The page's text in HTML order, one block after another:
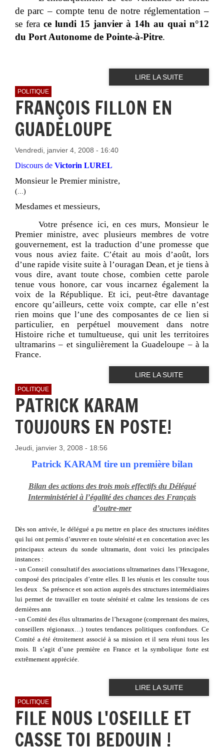
de parc – compte tenu de notre réglementation –
se fera ce lundi 15 janvier à 14h au quai n°12
du Port Autonome de Pointe-à-Pitre.
LIRE LA SUITE
POLITIQUE
FRANÇOIS FILLON EN
GUADELOUPE
Vendredi, janvier 4, 2008 - 16:40
Discours de Victorin LUREL
Monsieur le Premier ministre,
(...)
Mesdames et messieurs,
Votre présence ici, en ces murs, Monsieur le
Premier ministre, avec plusieurs membres de votre
gouvernement, est la traduction d’une promesse que
vous nous aviez faite. C’était au mois d’août, lors
d’une rapide visite suite à l’ouragan Dean, et je tiens à
vous dire, avant toute chose, combien cette parole
tenue vous honore, car vous incarnez également la
voix de la République. Et ici, peut-être davantage
encore qu’ailleurs, cette voix compte, car elle n’est
rien moins que l’une des composantes de ce lien si
particulier, en perpétuel mouvement dans notre
Histoire riche et tumultueuse, qui unit les territoires
ultramarins – et singulièrement la Guadeloupe – à la
France.
LIRE LA SUITE
POLITIQUE
PATRICK KARAM
TOUJOURS EN POSTE!
Jeudi, janvier 3, 2008 - 18:56
Patrick KARAM tire un première bilan
Bilan des actions des trois mois effectifs du Délégué
Interministériel à l’égalité des chances des Français
d’outre-mer
Dès son arrivée, le délégué a pu mettre en place des structures inédites
qui lui ont permis d’œuvrer en toute sérénité et en concertation avec les
principaux acteurs du sonde ultramarin, dont voici les principales
instances :
- un Conseil consultatif des associations ultramarines dans l’Hexagone,
composé des principales d’entre elles. Il les réunis et les consulte tous
les deux . Sa présence et son action auprès des structures intermédiaires
lui permet de travailler en toute sérénité et calme les tensions de ces
dernières ann
- un Comité des élus ultramarins de l’hexagone (comprenant des maires,
conseillers régionaux…) toutes tendances politiques confondues. Ce
Comité a été étroitement associé à sa mission et il sera réuni tous les
mois. Il s’agit d’une première en France et la symbolique forte est
extrêmement appréciée.
LIRE LA SUITE
POLITIQUE
FILE NOUS L'OSEILLE ET
CASSE TOI BEDOUIN !